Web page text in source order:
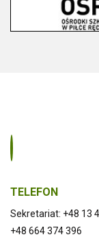
TELEFON
Sekretariat: +48 13
+48 664 374 396